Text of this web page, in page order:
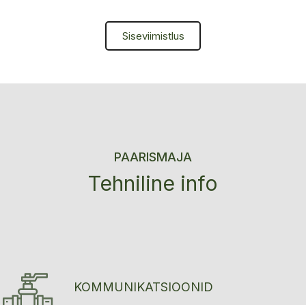
Siseviimistlus
PAARISMAJA
Tehniline info
KOMMUNIKATSIOONID